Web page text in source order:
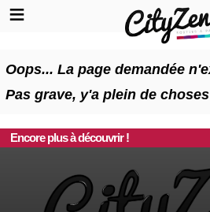
Oops... La page demandée
Pas grave, y'a plein de
Encore plus à découvrir !